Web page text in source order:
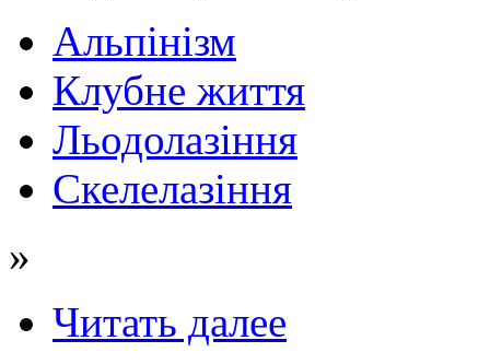
Альпінізм
Клубне життя
Льодолазіння
Скелелазіння
»
Читать далее